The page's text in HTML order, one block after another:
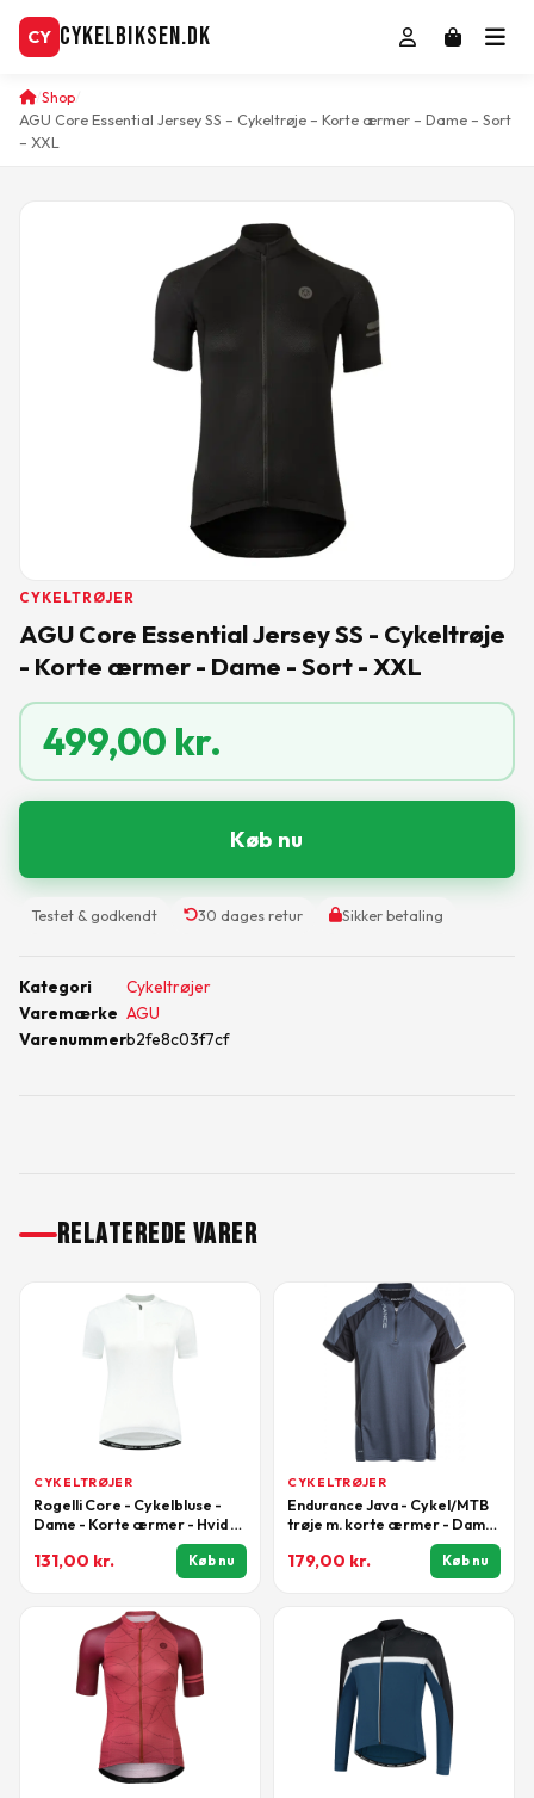
CY CykelBiksen.dk
Shop
AGU Core Essential Jersey SS – Cykeltrøje – Korte ærmer – Dame – Sort
– XXL
CYKELTRØJER
AGU Core Essential Jersey SS - Cykeltrøje
- Korte ærmer - Dame - Sort - XXL
499,00 kr.
Køb nu
Testet & godkendt 30 dages retur Sikker betaling
Kategori
Cykeltrøjer
Varemærke AGU
Varenummerb2fe8c03f7cf
RELATEREDE VARER
CYKELTRØJER
Rogelli Core - Cykelbluse -
Dame - Korte ærmer - Hvid -
131,00 kr. Køb nu
CYKELTRØJER
Endurance Java - Cykel/MTB
trøje m. korte ærmer - Dame
179,00 kr. Køb nu